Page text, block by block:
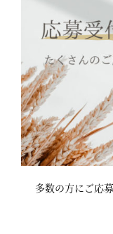
多数の方にご応